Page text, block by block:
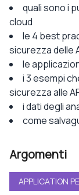
quali sono i
cloud
le 4 best
sicurezza delle
le
i 3 esempi
sicurezza alle
i dati degli
come
Argomenti
APPLICATION